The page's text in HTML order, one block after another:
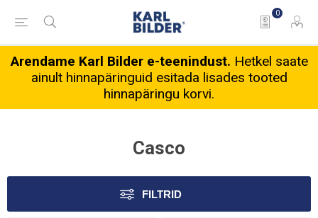
0
Arendame Karl Bilder e-teenindust. Hetkel saate
ainult hinnapäringuid esitada lisades tooted
hinnapäringu korvi.
Casco
FILTRID